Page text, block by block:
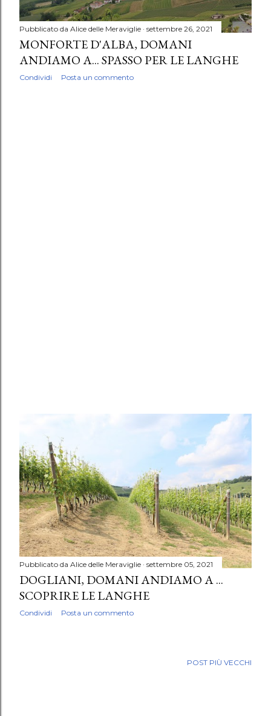
Pubblicato da Alice delle Meraviglie settembre 26, 2021
MONFORTE D'ALBA, DOMANI
ANDIAMO A... SPASSO PER LE LANGHE
Condividi Posta un commento
Pubblicato da Alice delle Meraviglie settembre 05, 2021
DOGLIANI, DOMANI ANDIAMO A ...
SCOPRIRE LE LANGHE
Condividi Posta un commento
POST PIÙ VECCHI